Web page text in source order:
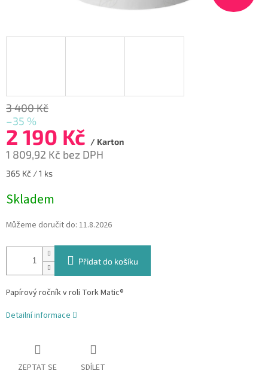
3 400 Kč
–35 %
2 190 Kč / Karton
1 809,92 Kč bez DPH
Měrná
365 Kč / 1 ks
Skladem
Můžeme doručit do: 11.8.2026
Přidat do košíku
Papírový ročník v roli Tork Matic®
Detailní informace
ZEPTAT SE SDÍLET